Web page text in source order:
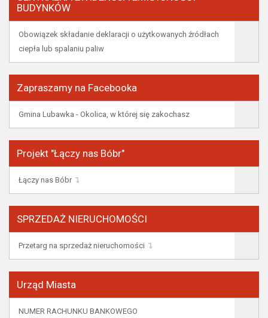
BUDYNKÓW
Obowiązek składanie deklaracji o użytkowanych źródłach
ciepła lub spalaniu paliw
Zapraszamy na Facebooka
Gmina Lubawka - Okolica, w której się zakochasz
Projekt "Łączy nas Bóbr"
Łączy nas Bóbr
SPRZEDAŻ NIERUCHOMOŚCI
Przetarg na sprzedaż nieruchomości
Urząd Miasta
NUMER RACHUNKU BANKOWEGO